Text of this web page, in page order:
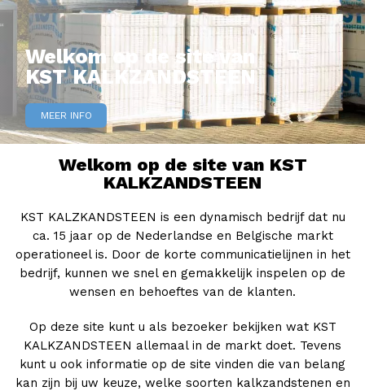
Welkom op de site van
KST KALKZANDSTEEN
MEER INFO
Welkom op de site van KST
KALKZANDSTEEN
KST KALZKANDSTEEN is een dynamisch bedrijf dat nu
ca. 15 jaar op de Nederlandse en Belgische markt
operationeel is. Door de korte communicatielijnen in het
bedrijf, kunnen we snel en gemakkelijk inspelen op de
wensen en behoeftes van de klanten.
Op deze site kunt u als bezoeker bekijken wat KST
KALKZANDSTEEN allemaal in de markt doet. Tevens
kunt u ook informatie op de site vinden die van belang
kan zijn bij uw keuze, welke soorten kalkzandstenen en